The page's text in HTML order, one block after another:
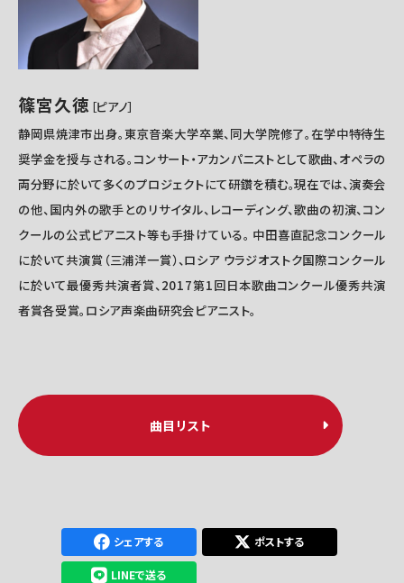
篠宮久徳 ［ピアノ］
静岡県焼津市出身。東京音楽大学卒業、同大学院修了。在学中特待生
奨学金を授与される。コンサート・アカンパニストとして歌曲、オペラの
両分野に於いて多くのプロジェクトにて研鑽を積む。現在では、演奏会
の他、国内外の歌手とのリサイタル、レコーディング、歌曲の初演、コン
クールの公式ピアニスト等も手掛けている。 中田喜直記念コンクール
に於いて共演賞（三浦洋一賞）、ロシア ウラジオストク国際コンクール
に於いて最優秀共演者賞、2017第1回日本歌曲コンクール優秀共演
者賞各受賞。ロシア声楽曲研究会ピアニスト。
曲目リスト
シェアする ポストする
LINEで送る